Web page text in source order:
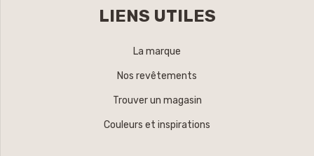
LIENS UTILES
La marque
Nos revêtements
Trouver un magasin
Couleurs et inspirations